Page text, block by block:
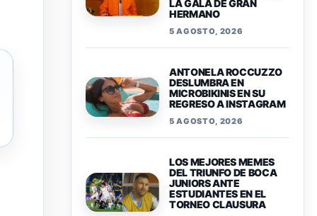
LA GALA DE GRAN
HERMANO
5 AGOSTO, 2026
ANTONELA ROCCUZZO
DESLUMBRA EN
MICROBIKINIS EN SU
REGRESO A INSTAGRAM
5 AGOSTO, 2026
LOS MEJORES MEMES
DEL TRIUNFO DE BOCA
JUNIORS ANTE
ESTUDIANTES EN EL
TORNEO CLAUSURA